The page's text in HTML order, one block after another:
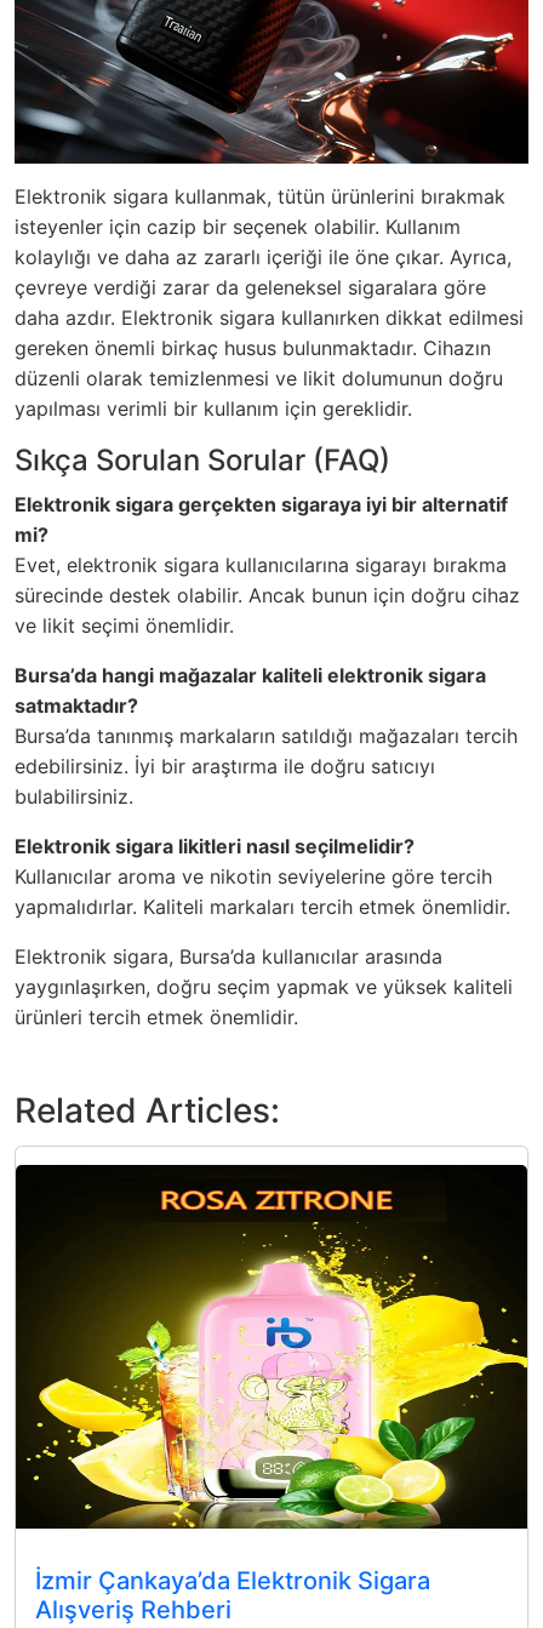
Elektronik sigara kullanmak, tütün ürünlerini bırakmak
isteyenler için cazip bir seçenek olabilir. Kullanım
kolaylığı ve daha az zararlı içeriği ile öne çıkar. Ayrıca,
çevreye verdiği zarar da geleneksel sigaralara göre
daha azdır. Elektronik sigara kullanırken dikkat edilmesi
gereken önemli birkaç husus bulunmaktadır. Cihazın
düzenli olarak temizlenmesi ve likit dolumunun doğru
yapılması verimli bir kullanım için gereklidir.
Sıkça Sorulan Sorular (FAQ)
Elektronik sigara gerçekten sigaraya iyi bir alternatif
mi?
Evet, elektronik sigara kullanıcılarına sigarayı bırakma
sürecinde destek olabilir. Ancak bunun için doğru cihaz
ve likit seçimi önemlidir.
Bursa’da hangi mağazalar kaliteli elektronik sigara
satmaktadır?
Bursa’da tanınmış markaların satıldığı mağazaları tercih
edebilirsiniz. İyi bir araştırma ile doğru satıcıyı
bulabilirsiniz.
Elektronik sigara likitleri nasıl seçilmelidir?
Kullanıcılar aroma ve nikotin seviyelerine göre tercih
yapmalıdırlar. Kaliteli markaları tercih etmek önemlidir.
Elektronik sigara, Bursa’da kullanıcılar arasında
yaygınlaşırken, doğru seçim yapmak ve yüksek kaliteli
ürünleri tercih etmek önemlidir.
Related Articles:
İzmir Çankaya’da Elektronik Sigara
Alışveriş Rehberi